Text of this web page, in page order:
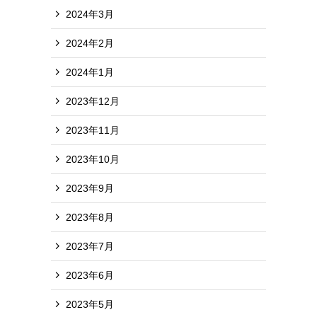
2024年3月
2024年2月
2024年1月
2023年12月
2023年11月
2023年10月
2023年9月
2023年8月
2023年7月
2023年6月
2023年5月